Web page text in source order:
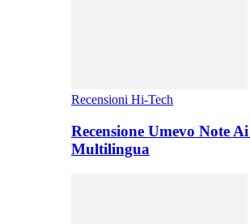
Recensioni Hi-Tech
Recensione Umevo Note
Multilingua